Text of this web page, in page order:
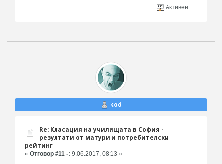
Активен
kod
Re: Класация на училищата в София -
резултати от матури и потребителски
рейтинг
« Отговор #11 -: 9.06.2017, 08:13 »